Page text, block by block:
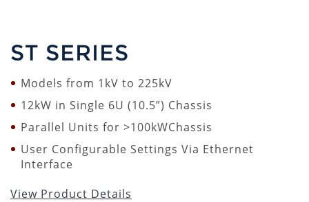
ST SERIES
Models from 1kV to 225kV
12kW in Single 6U (10.5”) Chassis
Parallel Units for >100kWChassis
User Configurable Settings Via Ethernet
Interface
View Product Details